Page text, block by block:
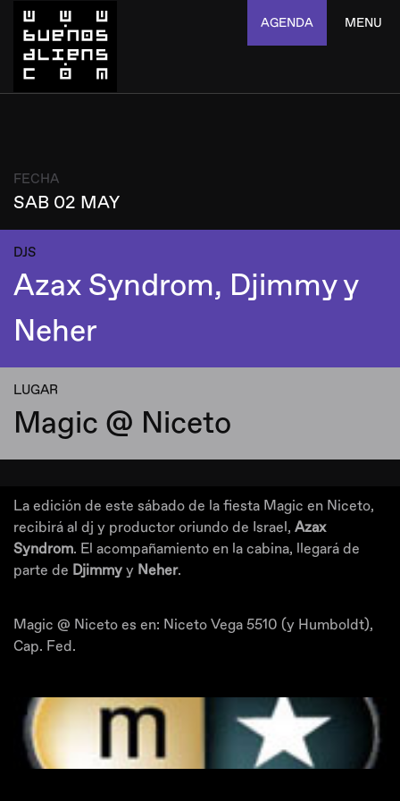
AGENDA MENU
FECHA
SAB 02 MAY
DJS
Azax Syndrom, Djimmy y
Neher
LUGAR
Magic @ Niceto
La edición de este sábado de la fiesta Magic en Niceto,
recibirá al dj y productor oriundo de Israel, Azax
Syndrom. El acompañamiento en la cabina, llegará de
parte de Djimmy y Neher.
Magic @ Niceto es en: Niceto Vega 5510 (y Humboldt),
Cap. Fed.